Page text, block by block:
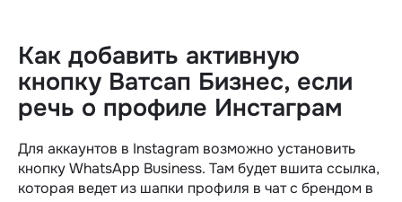
Как добавить активную
кнопку Ватсап Бизнес, если
речь о профиле Инстаграм
Для аккаунтов в Instagram возможно установить
кнопку WhatsApp Business. Там будет вшита ссылка,
которая ведет из шапки профиля в чат с брендом в